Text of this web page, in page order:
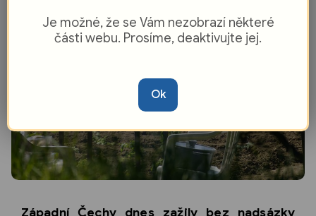
Západní Čechy dnes zažily bez nadsázky
Je možné, že se Vám nezobrazí některé
části webu. Prosíme, deaktivujte jej.
Ok